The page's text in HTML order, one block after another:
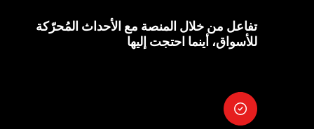
تفاعل من خلال المنصة مع الأحداث المُحرّكة
للأسواق، أينما احتجت إليها